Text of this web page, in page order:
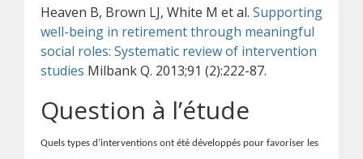
Heaven B, Brown LJ, White M et al. Supporting
well-being in retirement through meaningful
social roles: Systematic review of intervention
studies Milbank Q. 2013;91 (2):222-87.
Question à l’étude
Quels types d’interventions ont été développés pour favoriser les